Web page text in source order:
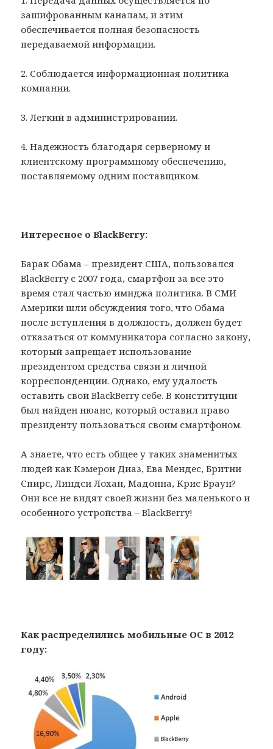
зашифрованным каналам, и этим
обеспечивается полная безопасность
передаваемой информации.
2. Соблюдается информационная политика
компании.
3. Легкий в администрировании.
4. Надежность благодаря серверному и
клиентскому программному обеспечению,
поставляемому одним поставщиком.
Интересное о BlackBerry:
Барак Обама – президент США, пользовался
BlackBerry с 2007 года, смартфон за все это
время стал частью имиджа политика. В СМИ
Америки шли обсуждения того, что Обама
после вступления в должность, должен будет
отказаться от коммуникатора согласно закону,
который запрещает использование
президентом средства связи и личной
корреспонденции. Однако, ему удалость
оставить свой BlackBerry себе. В конституции
был найден нюанс, который оставил право
президенту пользоваться своим смартфоном.
А знаете, что есть общее у таких знаменитых
людей как Кэмерон Диаз, Ева Мендес, Бритни
Спирс, Линдси Лохан, Мадонна, Крис Браун?
Они все не видят своей жизни без маленького и
особенного устройства – BlackBerry!
Как распределились мобильные ОС в 2012
году: